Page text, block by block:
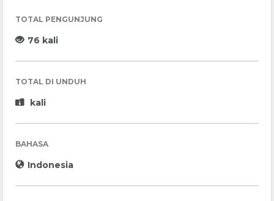
TOTAL PENGUNJUNG
76 kali
TOTAL DI UNDUH
kali
BAHASA
Indonesia